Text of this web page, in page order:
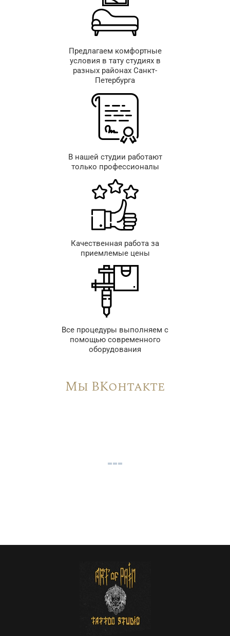
Предлагаем комфортные
условия в тату студиях в
разных районах Санкт-
Петербурга
В нашей студии работают
только профессионалы
Качественная работа за
приемлемые цены
Все процедуры выполняем с
помощью современного
оборудования
Мы ВКонтакте